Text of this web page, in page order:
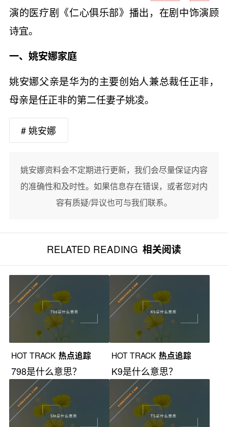
演的医疗剧《仁心俱乐部》播出，在剧中饰演顾
诗宜。
一、姚安娜家庭
姚安娜父亲是华为的主要创始人兼总裁任正非，
母亲是任正非的第二任妻子姚凌。
# 姚安娜
姚安娜资料会不定期进行更新，我们会尽量保证内容
的准确性和及时性。如果信息存在错误，或者您对内
容有质疑/异议也可与我们联系。
RELATED READING 相关阅读
HOT TRACK 热点追踪
798是什么意思？
HOT TRACK 热点追踪
K9是什么意思？